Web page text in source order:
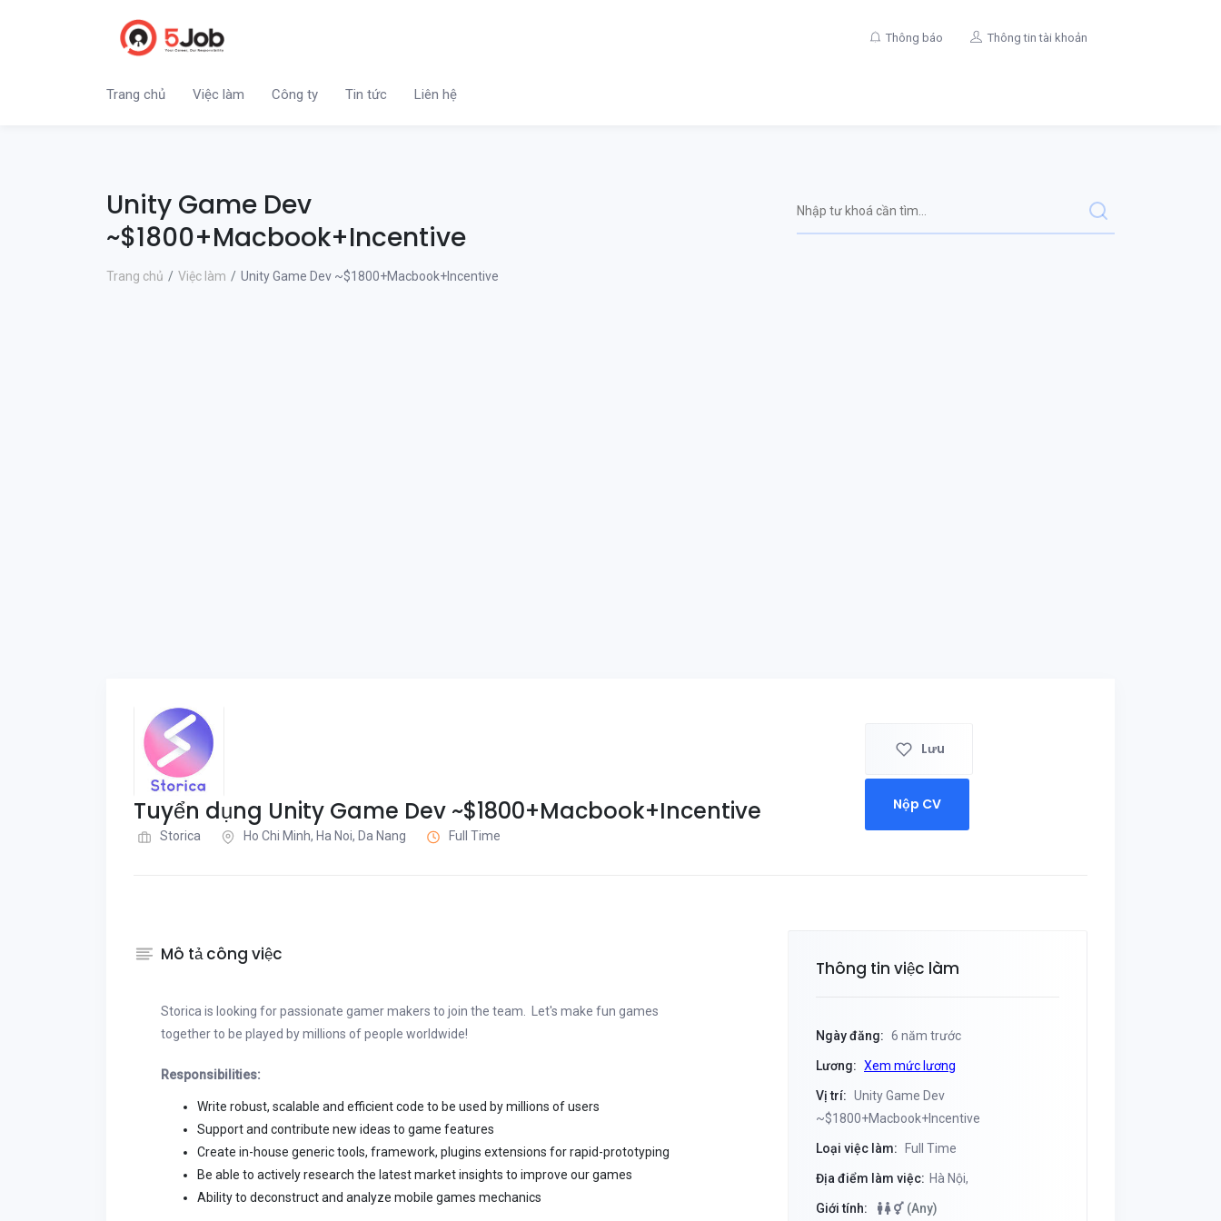
Thông báo Thông tin tài khoản
Trang chủ Việc làm Công ty Tin tức Liên hệ
Unity Game Dev
~$1800+Macbook+Incentive
Trang chủ Việc làm Unity Game Dev ~$1800+Macbook+Incentive
Tuyển dụng Unity Game Dev ~$1800+Macbook+Incentive
Storica Ho Chi Minh, Ha Noi, Da Nang Full Time
Lưu
Nộp CV
Mô tả công việc
Storica is looking for passionate gamer makers to join the team. Let's make fun games
together to be played by millions of people worldwide!
Responsibilities:
Write robust, scalable and efficient code to be used by millions of users
Support and contribute new ideas to game features
Create in-house generic tools, framework, plugins extensions for rapid-prototyping
Be able to actively research the latest market insights to improve our games
Ability to deconstruct and analyze mobile games mechanics
Thông tin việc làm
Ngày đăng: 6 năm trước
Lương: Xem mức lương
Vị trí: Unity Game Dev
~$1800+Macbook+Incentive
Loại việc làm: Full Time
Địa điểm làm việc: Hà Nội,
Giới tính: (Any)